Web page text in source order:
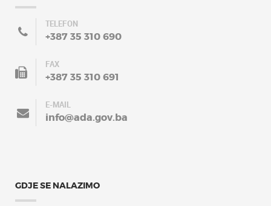
TELEFON
+387 35 310 690
FAX
+387 35 310 691
E-MAIL
info@ada.gov.ba
GDJE SE NALAZIMO